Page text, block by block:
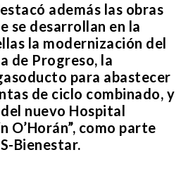
además las obras
se desarrollan en la
la modernización del
de Progreso, la
para abastecer
de ciclo combinado, y
nuevo Hospital
O’Horán”, como parte
Bienestar.